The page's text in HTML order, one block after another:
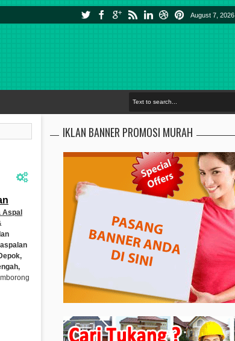
August 7, 2026
Aspal
IKLAN BANNER PROMOSI MURAH